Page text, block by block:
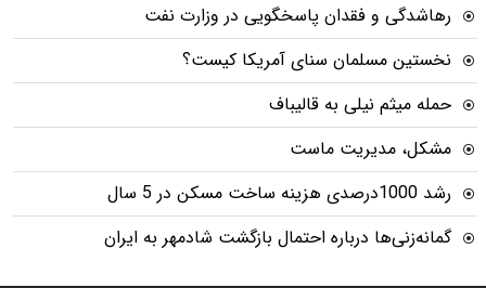
رهاشدگی و فقدان پاسخگویی در وزارت نفت
نخستین مسلمان سنای آمریکا کیست؟
حمله میثم نیلی به قالیباف
مشکل، مدیریت ماست
رشد 1000درصدی هزینه ساخت مسکن در 5 سال
گمانه‌زنی‌ها درباره احتمال بازگشت شادمهر به ایران